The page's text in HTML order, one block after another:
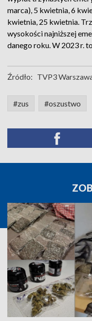
marca), 5 kwietnia, 6
kwietnia, 25 kwietnia.
wysokości najniższej
danego roku. W 2023 r.
Źródło: TVP3
#zus #oszustwo